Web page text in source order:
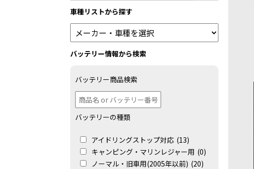
車種リストから探す
バッテリー情報から検索
バッテリー商品検索
バッテリーの種類
アイドリングストップ対応 (13)
キャンピング・マリンレジャー用 (0)
ノーマル・旧車用(2005年以前) (20)